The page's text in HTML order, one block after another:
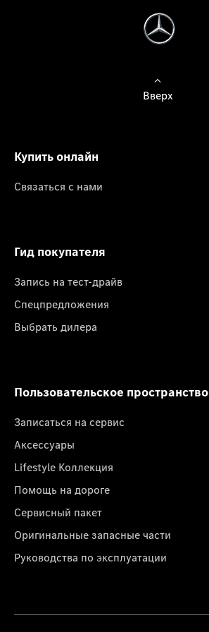
Вверх
Купить онлайн
Связаться с нами
Гид покупателя
Запись на тест-драйв
Спецпредложения
Выбрать дилера
Пользовательское пространство
Записаться на сервис
Аксессуары
Lifestyle Коллекция
Помощь на дороге
Сервисный пакет
Оригинальные запасные части
Руководства по эксплуатации